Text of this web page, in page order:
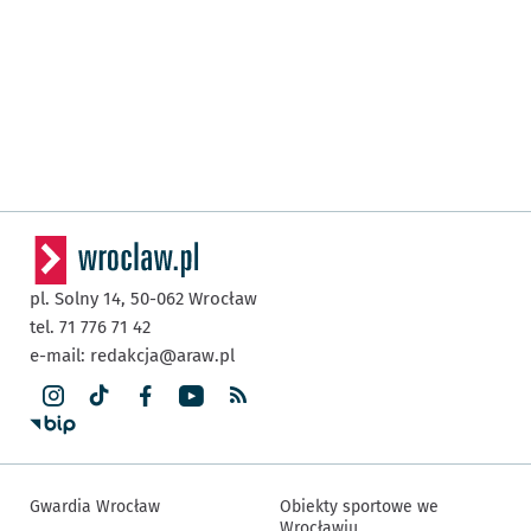
pl. Solny 14, 50-062 Wrocław
tel. 71 776 71 42
e-mail: redakcja@araw.pl
Gwardia Wrocław
Obiekty sportowe we